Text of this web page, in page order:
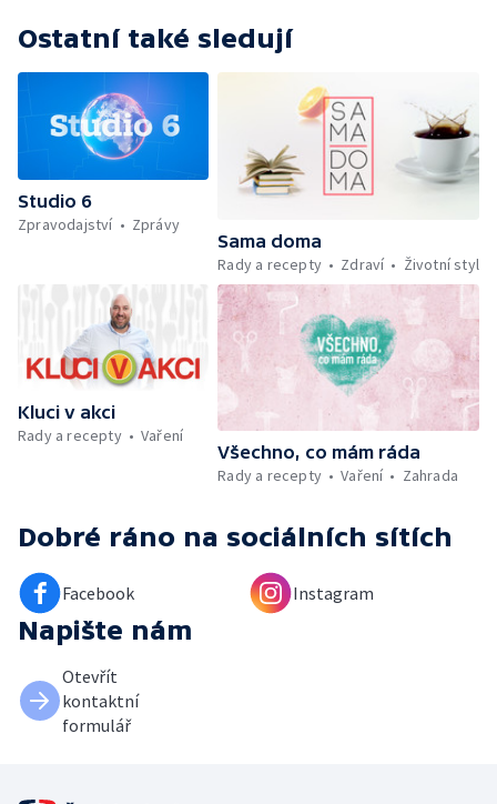
kondici v létě bez posilovny — Anketa +
Aktuálně — Škola hrou — Počasí — Prototyp
chytré vložky do bot pro běžce — Divácká
soutěž — Kniha veselých říkanek Hrátky se
zvířátky — Práce záchranářů v létě — Jak se
udržet v kondici v létě bez posilovny —
Škola hrou — Upoutávka na další vysílání —
Počasí + Zprávy — Mezinárodní folklórní
maso, vejce, mléčné výrobky a luštěniny —
Kniha veselých říkanek Hrátky se zvířátky —
Umělecký festival Pohoda 2026 —
Vyhodnocení ankety + ČT tipy —
Vyhodnocení divácké soutěže — Práce
záchranářů v létě
Ostatní také sledují
Studio 6
Zpravodajství
Zprávy
Sama doma
Rady a recepty
Zdraví Životní styl
Kluci v akci
Rady a recepty
Vaření
Všechno, co mám ráda
Rady a recepty
Vaření Zahrada
Dobré ráno na sociálních sítích
Facebook Instagram
Napište nám
Otevřít
kontaktní
formulář